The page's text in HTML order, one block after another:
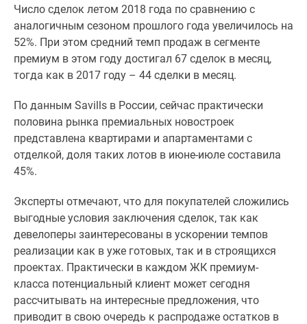
застройщики
Панорамы
новостроек
Видеообзор
новостроек
новостроек
Экология
Москвы
Подмосковья
комнатные
комнатные
комнатные
Квартиры
Число сделок летом 2018 года по сравнению с
аналогичным сезоном прошлого года увеличилось на
52%. При этом средний темп продаж в сегменте
премиум в этом году достигал 67 сделок в месяц,
тогда как в 2017 году – 44 сделки в месяц.
По данным Savills в России, сейчас практически
половина рынка премиальных новостроек
представлена квартирами и апартаментами с
отделкой, доля таких лотов в июне-июле составила
45%.
Эксперты отмечают, что для покупателей сложились
выгодные условия заключения сделок, так как
девелоперы заинтересованы в ускорении темпов
реализации как в уже готовых, так и в строящихся
проектах. Практически в каждом ЖК премиум-
класса потенциальный клиент может сегодня
рассчитывать на интересные предложения, что
приводит в свою очередь к распродаже остатков в